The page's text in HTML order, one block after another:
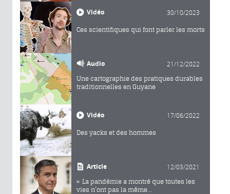
Vidéo 30/10/2023
Ces scientifiques qui font parler les morts
Audio 21/12/2022
Une cartographie des pratiques durables
traditionnelles en Guyane
Vidéo 17/06/2022
Des yacks et des hommes
Article 12/03/2021
« La pandémie a montré que toutes les
vies n’ont pas la même...